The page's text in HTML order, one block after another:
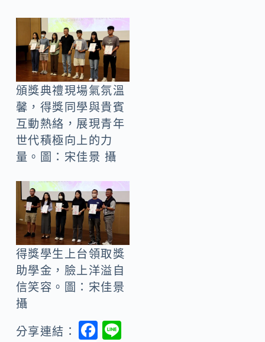
頒獎典禮現場氣氛溫
馨，得獎同學與貴賓
互動熱絡，展現青年
世代積極向上的力
量。圖：宋佳景 攝
得獎學生上台領取獎
助學金，臉上洋溢自
信笑容。圖：宋佳景
攝
分享連結：
F